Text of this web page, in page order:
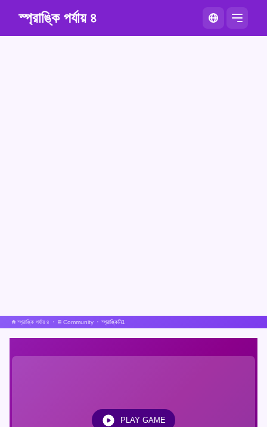
স্প্রাঙ্কি পর্যায় ৪
স্প্রাঙ্কি পর্যায় ৪ Community স্প্রাঙ্কিনি1
PLAY GAME